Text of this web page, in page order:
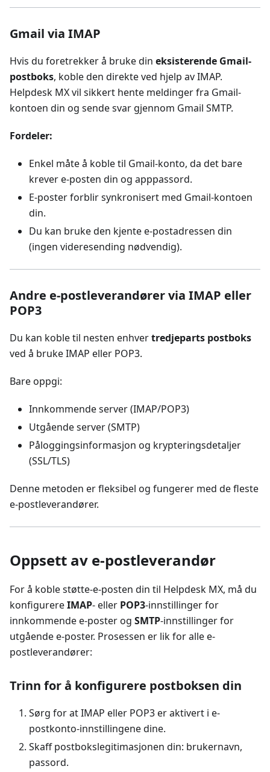
Gmail via IMAP
Hvis du foretrekker å bruke din eksisterende Gmail-
postboks, koble den direkte ved hjelp av IMAP.
Helpdesk MX vil sikkert hente meldinger fra Gmail-
kontoen din og sende svar gjennom Gmail SMTP.
Fordeler:
Enkel måte å koble til Gmail-konto, da det bare
krever e-posten din og apppassord.
E-poster forblir synkronisert med Gmail-kontoen
din.
Du kan bruke den kjente e-postadressen din
(ingen videresending nødvendig).
Andre e-postleverandører via IMAP eller
POP3
Du kan koble til nesten enhvertredjeparts postboks
ved å bruke IMAP eller POP3.
Bare oppgi:
Innkommende server (IMAP/POP3)
Utgående server (SMTP)
Påloggingsinformasjon og krypteringsdetaljer
(SSL/TLS)
Denne metoden er fleksibel og fungerer med de fleste
e-postleverandører.
Oppsett av e-postleverandør
For å koble støtte-e-posten din til Helpdesk MX, må du
konfigurereIMAP- eller POP3-innstillinger for
innkommende e-poster og SMTP-innstillinger for
utgående e-poster. Prosessen er lik for alle e-
postleverandører:
Trinn for å konfigurere postboksen din
Sørg for at IMAP eller POP3 er aktivert i e-
postkonto-innstillingene dine.
Skaff postbokslegitimasjonen din: brukernavn,
passord.